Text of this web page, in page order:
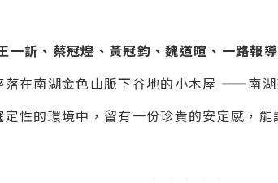
訢、蔡冠煌、黃冠鈞、魏道暄、一路報
在南湖金色山脈下谷地的小木屋 ——南湖
性的環境中，留有一份珍貴的安定感，